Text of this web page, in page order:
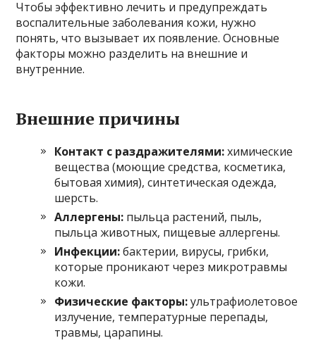
Чтобы эффективно лечить и предупреждать
воспалительные заболевания кожи, нужно
понять, что вызывает их появление. Основные
факторы можно разделить на внешние и
внутренние.
Внешние причины
Контакт с раздражителями:химические
вещества (моющие средства, косметика,
бытовая химия), синтетическая одежда,
шерсть.
Аллергены: пыльца растений, пыль,
пыльца животных, пищевые аллергены.
Инфекции:бактерии, вирусы, грибки,
которые проникают через микротравмы
кожи.
Физические факторы:ультрафиолетовое
излучение, температурные перепады,
травмы, царапины.